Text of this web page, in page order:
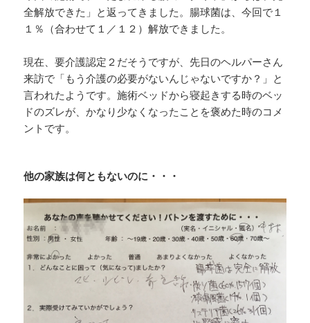
全解放できた」と返ってきました。腸球菌は、今回で１
１％（合わせて１／１２）解放できました。
現在、要介護認定２だそうですが、先日のヘルパーさん
来訪で「もう介護の必要がないんじゃないですか？」と
言われたようです。施術ベッドから寝起きする時のベッ
ドのズレが、かなり少なくなったことを褒めた時のコメ
ントです。
他の家族は何ともないのに・・・